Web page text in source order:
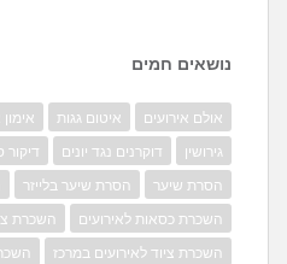
נושאים חמים
אולם אירועים איטום גגות
גירושין
דוקרנים נגד יונים דיקור
הסרת שיער
הסרת שיער בלייזר
השכרת כסאות לאירועים
השכרת
השכרת ציוד לאירועים במרכז